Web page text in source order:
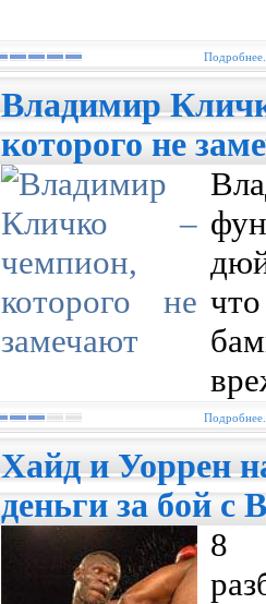
Владимир
которого не
Хайд и Уоррен
деньги за бой с
8